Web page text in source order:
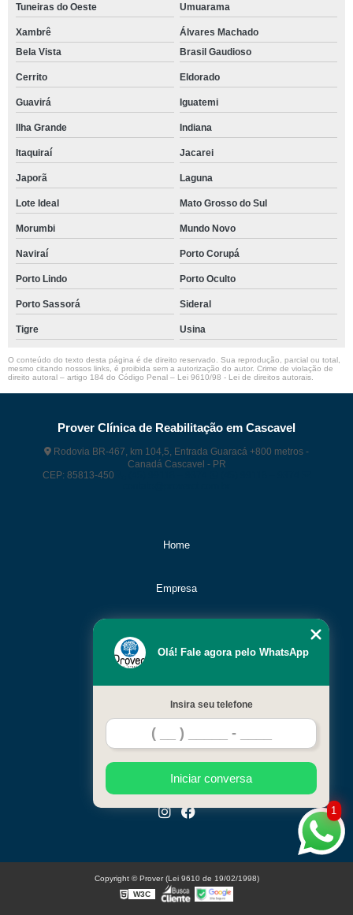
Tuneiras do Oeste Umuarama
Xambrê
Álvares Machado
Bela Vista
Brasil Gaudioso
Cerrito Eldorado
Guavirá Iguatemi
Ilha Grande Indiana
Itaquiraí Jacarei
Japorã Laguna
Lote Ideal Mato Grosso do Sul
Morumbi Mundo Novo
Naviraí Porto Corupá
Porto Lindo Porto Oculto
Porto Sassorá Sideral
Tigre Usina
O conteúdo do texto desta página é de direito reservado. Sua reprodução, parcial ou total,
mesmo citando nossos links, é proibida sem a autorização do autor. Crime de violação de
direito autoral – artigo 184 do Código Penal – Lei 9610/98 - Lei de direitos autorais
Prover Clínica de Reabilitação em Cascavel
Rodovia BR-467, km 104,5, Entrada Guaracá +800 metros -
Canadá Cascavel - PR
CEP: 85813-450
Home
Empresa
Contato
Mapa do site
1
Olá! Fale agora pelo WhatsApp
Insira seu telefone
Iniciar conversa
Copyright © Prover (Lei 9610 de 19/02/1998)
W3C